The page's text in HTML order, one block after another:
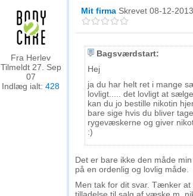
Fra Herlev
Tilmeldt 27. Sep
07
Indlæg ialt: 428
Mit firma Skrevet 08-12-2013
Bagsværdstart:
Hej
ja du har helt ret i mange
lovligt..... det lovligt at
kan du jo bestille nikotin
bare sige hvis du bliver
rygevæskerne og giver
:)
Det er bare ikke den måde
på en ordenlig og lovlig måde.
Men tak for dit svar. Tænker